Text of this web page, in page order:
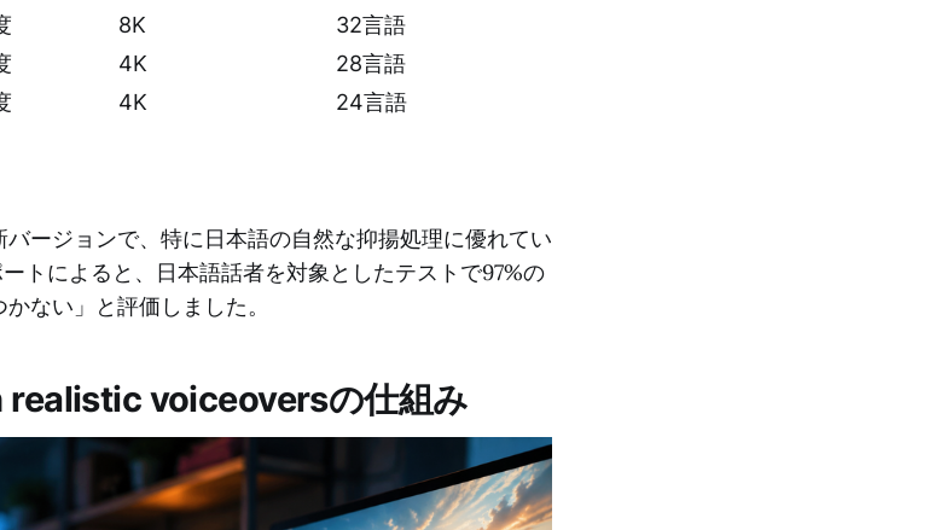
8K
32言語
4K
28言語
4K 24言語
ージョンで、特に日本語の自然な抑揚処理に優れてい
トによると、日本語話者を対象としたテストで97%の
ない」と評価しました。
voiceoversの仕組み